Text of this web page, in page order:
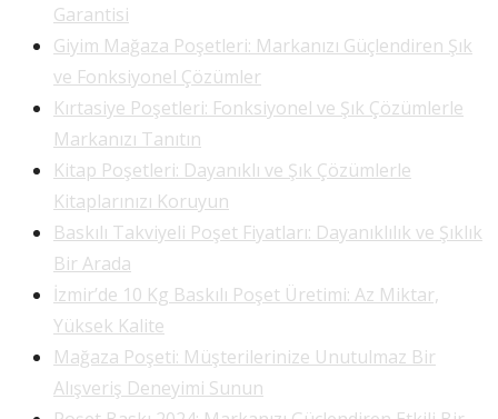
Garantisi
Giyim Mağaza Poşetleri: Markanızı Güçlendiren Şık
ve Fonksiyonel Çözümler
Kırtasiye Poşetleri: Fonksiyonel ve Şık Çözümlerle
Markanızı Tanıtın
Kitap Poşetleri: Dayanıklı ve Şık Çözümlerle
Kitaplarınızı Koruyun
Baskılı Takviyeli Poşet Fiyatları: Dayanıklılık ve Şıklık
Bir Arada
İzmir’de 10 Kg Baskılı Poşet Üretimi: Az Miktar,
Yüksek Kalite
Mağaza Poşeti: Müşterilerinize Unutulmaz Bir
Alışveriş Deneyimi Sunun